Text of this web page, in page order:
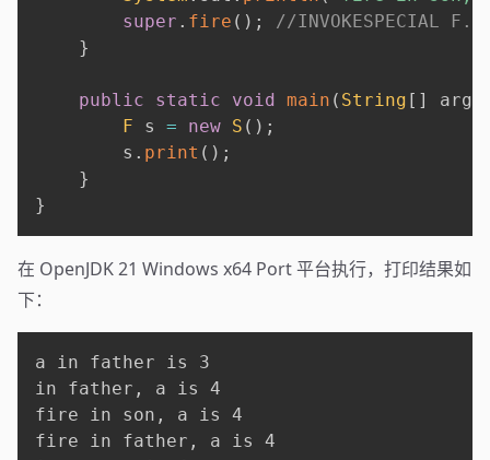
super . fire ( ) ;
//INVOKESPECIAL
}
public static void main ( String [ ] args
F s = new S ( ) ;
        s
. print ( ) ;
}
}
在 OpenJDK 21 Windows x64 Port 平台执行，打印结果如
下：
a in father is 3
in father, a is 4
fire in son, a is 4
fire in father, a is 4